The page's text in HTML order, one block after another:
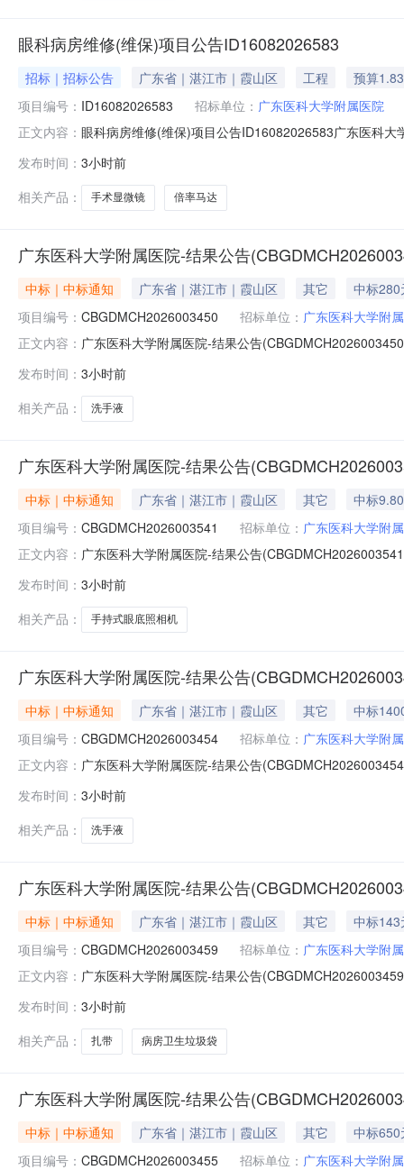
眼科病房维修(维保)项目公告ID16082026583
招标｜招标公告 广东省｜湛江市｜霞山区 工程
预算
项目编号： ID16082026583 招标单位： 广东医科大学附属医院
正文内容： 眼科病房维修(维保)项目公告ID16082026583广东医科
显微镜（徕卡M844F20）设备无法调节正确的放大倍数
发布时间： 3小时前
相关产品：
手术显微镜 倍率马达
广东医科大学附属医院-结果公告
中标｜中标通知 广东省｜湛江市｜霞山区 其它
中标280
项目编号： CBGDMCH2026003450 招标单位： 广东医科大学附
正文内容： 广东医科大学附属医院-结果公告
验收合格后付款备注说明：报价即默认同意以下条款及
发布时间： 3小时前
相关产品：
洗手液
广东医科大学附属医院-结果公告
中标｜中标通知 广东省｜湛江市｜霞山区 其它
中标
项目编号： CBGDMCH2026003541 招标单位： 广东医科大学附
正文内容： 广东医科大学附属医院-结果公告
式：货到验收合格后付款备注说明：报价即默认同意以
发布时间： 3小时前
相关产品：
手持式眼底照相机
广东医科大学附属医院-结果公告
中标｜中标通知 广东省｜湛江市｜霞山区 其它
中标
项目编号： CBGDMCH2026003454 招标单位： 广东医科大学附
正文内容： 广东医科大学附属医院-结果公告
验收合格后付款备注说明：报价即默认同意以下条款及
发布时间： 3小时前
相关产品：
洗手液
广东医科大学附属医院-结果公告
中标｜中标通知 广东省｜湛江市｜霞山区 其它
中标143
项目编号： CBGDMCH2026003459 招标单位： 广东医科大学附
正文内容： 广东医科大学附属医院-结果公告
收合格后付款备注说明：报价即默认同意以下条款及竞
发布时间： 3小时前
相关产品：
扎带 病房卫生垃圾袋
广东医科大学附属医院-结果公告
中标｜中标通知 广东省｜湛江市｜霞山区 其它
中标650
项目编号： CBGDMCH2026003455 招标单位： 广东医科大学附